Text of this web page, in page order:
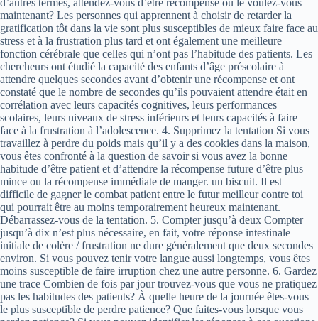
d’autres termes, attendez-vous d’être récompensé ou le voulez-vous
maintenant? Les personnes qui apprennent à choisir de retarder la
gratification tôt dans la vie sont plus susceptibles de mieux faire face au
stress et à la frustration plus tard et ont également une meilleure
fonction cérébrale que celles qui n’ont pas l’habitude des patients. Les
chercheurs ont étudié la capacité des enfants d’âge préscolaire à
attendre quelques secondes avant d’obtenir une récompense et ont
constaté que le nombre de secondes qu’ils pouvaient attendre était en
corrélation avec leurs capacités cognitives, leurs performances
scolaires, leurs niveaux de stress inférieurs et leurs capacités à faire
face à la frustration à l’adolescence. 4. Supprimez la tentation Si vous
travaillez à perdre du poids mais qu’il y a des cookies dans la maison,
vous êtes confronté à la question de savoir si vous avez la bonne
habitude d’être patient et d’attendre la récompense future d’être plus
mince ou la récompense immédiate de manger. un biscuit. Il est
difficile de gagner le combat patient entre le futur meilleur contre toi
qui pourrait être au moins temporairement heureux maintenant.
Débarrassez-vous de la tentation. 5. Compter jusqu’à deux Compter
jusqu’à dix n’est plus nécessaire, en fait, votre réponse intestinale
initiale de colère / frustration ne dure généralement que deux secondes
environ. Si vous pouvez tenir votre langue aussi longtemps, vous êtes
moins susceptible de faire irruption chez une autre personne. 6. Gardez
une trace Combien de fois par jour trouvez-vous que vous ne pratiquez
pas les habitudes des patients? À quelle heure de la journée êtes-vous
le plus susceptible de perdre patience? Que faites-vous lorsque vous